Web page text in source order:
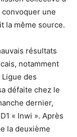
une
la même source.
résultats
notamment
des
défaite chez le
dernier,
« Inwi ». Après
la deuxième